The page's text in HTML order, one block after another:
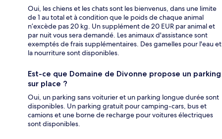
Oui, les chiens et les chats sont les bienvenus, dans une limite
de 1 au total et à condition que le poids de chaque animal
n’excède pas 20 kg. Un supplément de 20 EUR par animal et
par nuit vous sera demandé. Les animaux d'assistance sont
exemptés de frais supplémentaires. Des gamelles pour l'eau et
la nourriture sont disponibles.
Est-ce que Domaine de Divonne propose un parking
sur place ?
Oui, un parking sans voiturier et un parking longue durée sont
disponibles. Un parking gratuit pour camping-cars, bus et
camions et une borne de recharge pour voitures électriques
sont disponibles.